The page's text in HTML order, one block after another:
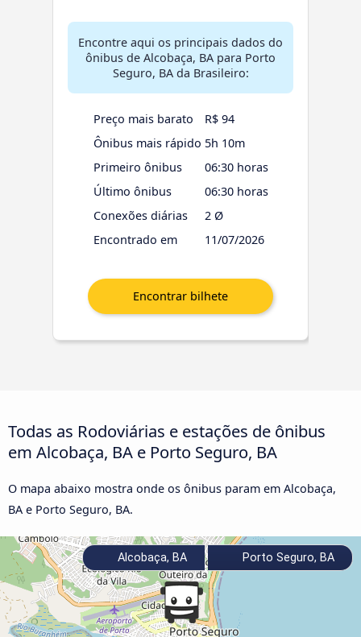
Encontre aqui os principais dados do
ônibus de Alcobaça, BA para Porto
Seguro, BA da Brasileiro:
Preço mais barato
R$ 94
Ônibus mais rápido 5h 10m
Primeiro ônibus
06:30 horas
Último ônibus
06:30 horas
Conexões diárias
2 Ø
Encontrado em
11/07/2026
Todas as Rodoviárias e estações de ônibus
em Alcobaça, BA e Porto Seguro, BA
O mapa abaixo mostra onde os ônibus param em Alcobaça,
BA e Porto Seguro, BA.
Alcobaça, BA Porto Seguro, BA